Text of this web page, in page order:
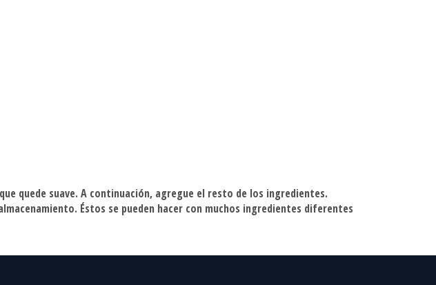
quede suave. A continuación, agregue el resto de los ingredientes.
Éstos se pueden hacer con muchos ingredientes diferentes